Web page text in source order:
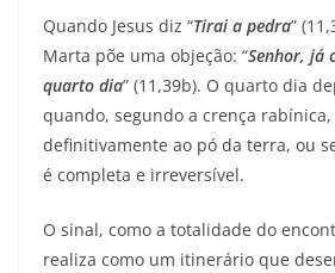
Quando Jesus diz “Tirai a pedra”
Marta põe uma objeção: “Senhor, já
quarto dia” (11,39b). O quarto dia
quando, segundo a crença
definitivamente ao pó da terra, ou
é completa e irreversível.
O sinal, como a totalidade do
realiza como um itinerário que